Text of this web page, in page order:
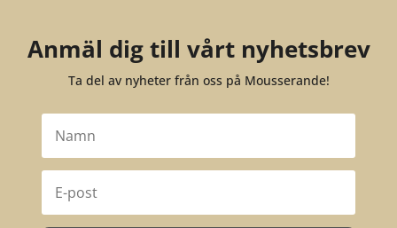
Anmäl dig till vårt nyhetsbrev
Ta del av nyheter från oss på Mousserande!